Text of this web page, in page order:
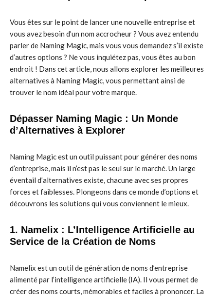
Vous êtes sur le point de lancer une nouvelle entreprise et
vous avez besoin d’un nom accrocheur ? Vous avez entendu
parler de Naming Magic, mais vous vous demandez s’il existe
d’autres options ? Ne vous inquiétez pas, vous êtes au bon
endroit ! Dans cet article, nous allons explorer les meilleures
alternatives à Naming Magic, vous permettant ainsi de
trouver le nom idéal pour votre marque.
Dépasser Naming Magic : Un Monde
d’Alternatives à Explorer
Naming Magic est un outil puissant pour générer des noms
d’entreprise, mais il n’est pas le seul sur le marché. Un large
éventail d’alternatives existe, chacune avec ses propres
forces et faiblesses. Plongeons dans ce monde d’options et
découvrons les solutions qui vous conviennent le mieux.
1. Namelix : L’Intelligence Artificielle au
Service de la Création de Noms
Namelix est un outil de génération de noms d’entreprise
alimenté par l’intelligence artificielle (IA). Il vous permet de
créer des noms courts, mémorables et faciles à prononcer. La